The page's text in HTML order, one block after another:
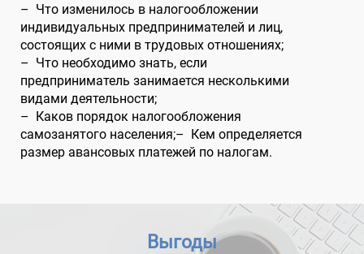
– Что изменилось в налогообложении
индивидуальных предпринимателей и лиц,
состоящих с ними в трудовых отношениях;
– Что необходимо знать, если
предприниматель занимается несколькими
видами деятельности;
– Каков порядок налогообложения
самозанятого населения;– Кем определяется
размер авансовых платежей по налогам.
Выгоды